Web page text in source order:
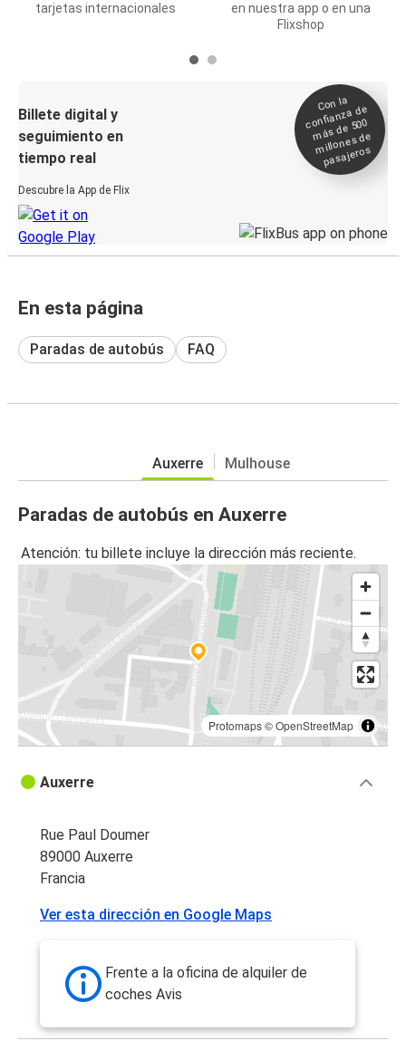
tarjetas internacionales
en nuestra app o en una
Flixshop
Billete digital y
seguimiento en
tiempo real
Descubre la App de Flix
Con la
confianza de
más de 500
millones de
pasajeros
En esta página
Paradas de autobús FAQ
Auxerre Mulhouse
Paradas de autobús en Auxerre
Atención: tu billete incluye la dirección más reciente.
Protomaps©OpenStreetMap
Auxerre
Rue Paul Doumer
89000 Auxerre
Francia
Ver esta dirección en Google Maps
Frente a la oficina de alquiler de
coches Avis